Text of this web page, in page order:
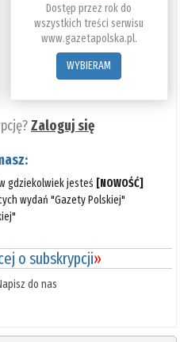
Dostęp przez rok do
wszystkich treści serwisu
www.gazetapolska.pl.
WYBIERAM
Zaloguj się
gdziekolwiek jesteś [NOWOŚĆ]
wydań "Gazety Polskiej"
o subskrypcji»
do nas